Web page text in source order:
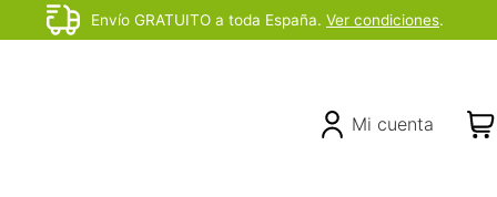
Before
Envío GRATUITO a toda España. Ver condiciones.
Header
RightMi cuenta